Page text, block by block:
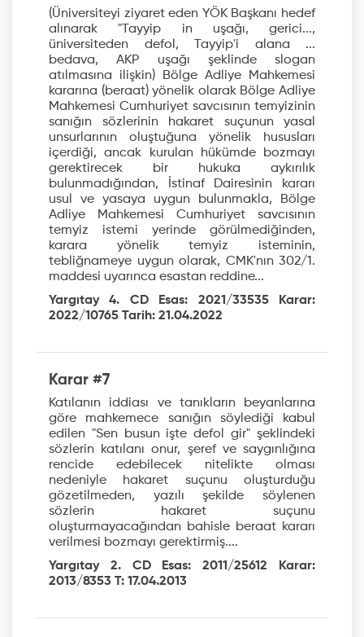
(Üniversiteyi ziyaret eden YÖK Başkanı hedef
alınarak "Tayyip in uşağı, gerici...,
üniversiteden defol, Tayyip'i alana ...
bedava, AKP uşağı şeklinde slogan
atılmasına ilişkin) Bölge Adliye Mahkemesi
kararına (beraat) yönelik olarak Bölge Adliye
Mahkemesi Cumhuriyet savcısının temyizinin
sanığın sözlerinin hakaret suçunun yasal
unsurlarının oluştuğuna yönelik hususları
içerdiği, ancak kurulan hükümde bozmayı
gerektirecek bir hukuka aykırılık
bulunmadığından, İstinaf Dairesinin kararı
usul ve yasaya uygun bulunmakla, Bölge
Adliye Mahkemesi Cumhuriyet savcısının
temyiz istemi yerinde görülmediğinden,
karara yönelik temyiz isteminin,
tebliğnameye uygun olarak, CMK'nın 302/1.
maddesi uyarınca esastan reddine...
Yargıtay 4. CD Esas: 2021/33535 Karar:
2022/10765 Tarih: 21.04.2022
Karar #7
Katılanın iddiası ve tanıkların beyanlarına
göre mahkemece sanığın söylediği kabul
edilen "Sen busun işte defol gir" şeklindeki
sözlerin katılanı onur, şeref ve saygınlığına
rencide edebilecek nitelikte olması
nedeniyle hakaret suçunu oluşturduğu
gözetilmeden, yazılı şekilde söylenen
sözlerin hakaret suçunu
oluşturmayacağından bahisle beraat kararı
verilmesi bozmayı gerektirmiş....
Yargıtay 2. CD Esas: 2011/25612 Karar:
2013/8353 T: 17.04.2013